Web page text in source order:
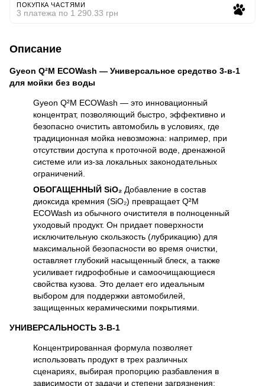
ПОКУПКА ЧАСТЯМИ
3 платежа по 1 290.33 грн
Описание
Gyeon Q²M ECOWash — Универсальное средство 3-в-1
для мойки без воды
Gyeon Q²M ECOWash — это инновационный
концентрат, позволяющий быстро, эффективно и
безопасно очистить автомобиль в условиях, где
традиционная мойка невозможна: например, при
отсутствии доступа к проточной воде, дренажной
системе или из-за локальных законодательных
ограничений.
ОБОГАЩЕННЫЙ SiO₂ Добавление в состав
диоксида кремния (SiO₂) превращает Q²M
ECOWash из обычного очистителя в полноценный
уходовый продукт. Он придает поверхности
исключительную скользкость (лубрикацию) для
максимальной безопасности во время очистки,
оставляет глубокий насыщенный блеск, а также
усиливает гидрофобные и самоочищающиеся
свойства кузова. Это делает его идеальным
выбором для поддержки автомобилей,
защищенных керамическими покрытиями.
УНИВЕРСАЛЬНОСТЬ 3-В-1
Концентрированная формула позволяет
использовать продукт в трех различных
сценариях, выбирая пропорцию разбавления в
зависимости от задачи и степени загрязнения: